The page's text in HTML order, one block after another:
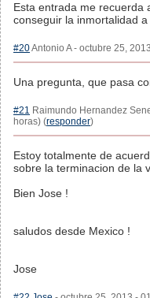
Esta entrada me recuerda
conseguir la inmortalidad
#20Antonio A - octubre 25,
Una pregunta, que pasa
#21 Raimundo Hernandez
horas) (responder)
Estoy totalmente de
sobre la terminacion de la
Bien Jose !
saludos desde Mexico !
Jose